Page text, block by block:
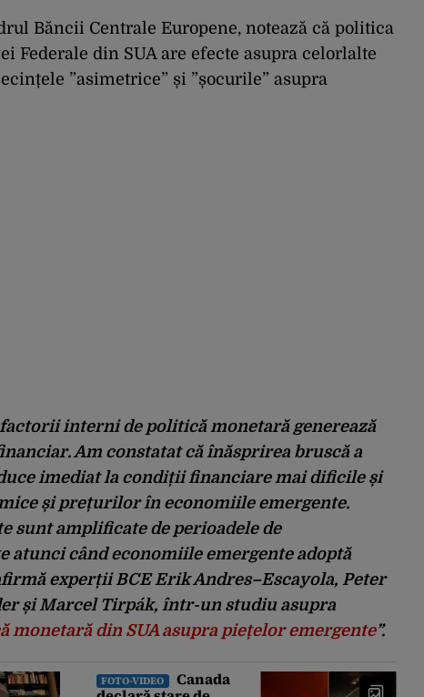
Băncii Centrale Europene, notează că politica
Federale din SUA are efecte asupra celorlalte
”asimetrice” și ”șocurile” asupra
interni de politică monetară generează
Am constatat că înăsprirea bruscă a
imediat la condiții financiare mai dificile și
și prețurilor în economiile emergente.
sunt amplificate de perioadele de
atunci când economiile emergente adoptă
experții BCE Erik Andres–Escayola, Peter
și Marcel Tirpák, într-un studiu asupra
din SUA asupra piețelor emergente”.
FOTO-VIDEO
Canada